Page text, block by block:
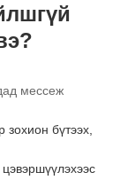
мессеж
зохион бүтээх,